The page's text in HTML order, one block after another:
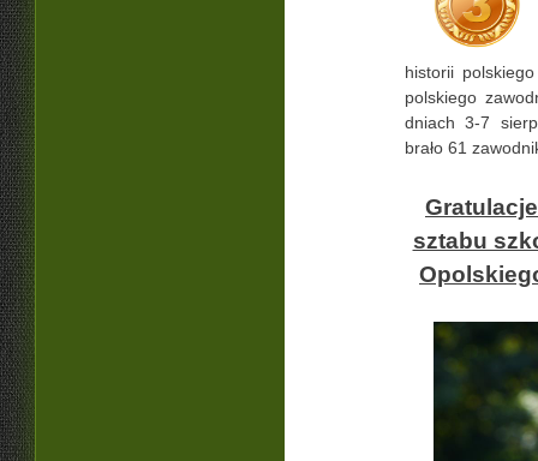
historii
polskiego
dniach 3-7
brało 61
sztabu